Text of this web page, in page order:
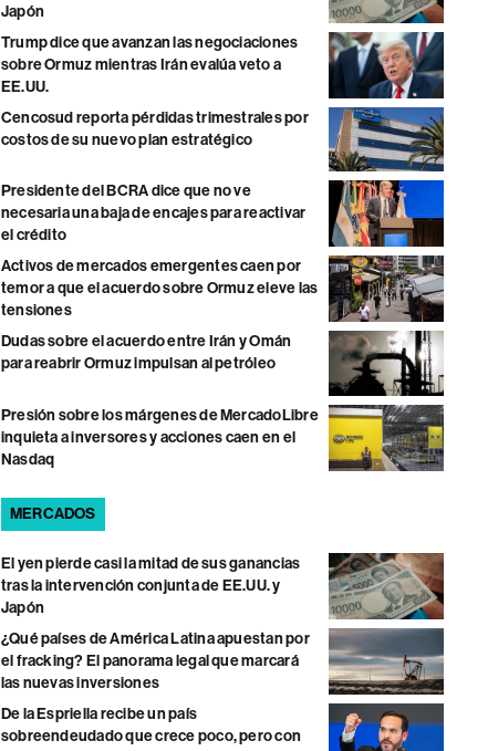
Japón
Trump dice que avanzan las negociaciones
sobre Ormuz mientras Irán evalúa veto a
EE.UU.
Cencosud reporta pérdidas trimestrales por
costos de su nuevo plan estratégico
Presidente del BCRA dice que no ve
necesaria una baja de encajes para reactivar
el crédito
Activos de mercados emergentes caen por
temor a que el acuerdo sobre Ormuz eleve las
tensiones
Dudas sobre el acuerdo entre Irán y Omán
para reabrir Ormuz impulsan al petróleo
Presión sobre los márgenes de MercadoLibre
inquieta a inversores y acciones caen en el
Nasdaq
MERCADOS
El yen pierde casi la mitad de sus ganancias
tras la intervención conjunta de EE.UU. y
Japón
¿Qué países de América Latina apuestan por
el fracking? El panorama legal que marcará
las nuevas inversiones
De la Espriella recibe un país
sobreendeudado que crece poco, pero con